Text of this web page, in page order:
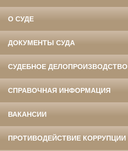
О СУДЕ
ДОКУМЕНТЫ СУДА
СУДЕБНОЕ ДЕЛОПРОИЗВОДСТВО
СПРАВОЧНАЯ ИНФОРМАЦИЯ
ВАКАНСИИ
ПРОТИВОДЕЙСТВИЕ КОРРУПЦИИ